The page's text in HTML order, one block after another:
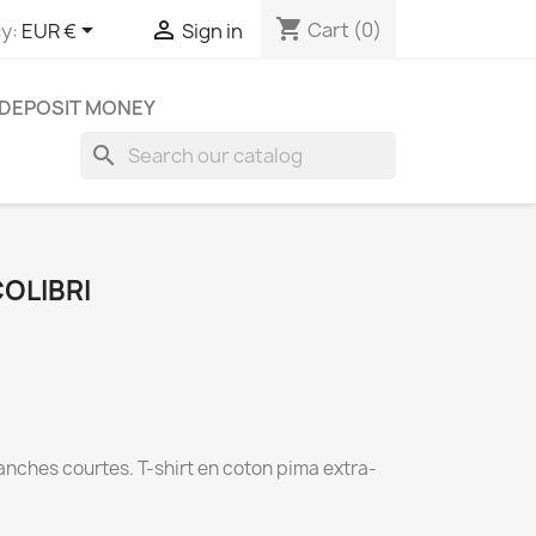
EUR €  Sign in shopping_cart Cart (0)
DEPOSIT MONEY
search
courtes. T-shirt en coton pima extra-